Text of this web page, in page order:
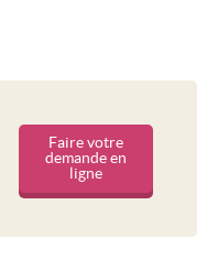
Faire votre
demande en
ligne